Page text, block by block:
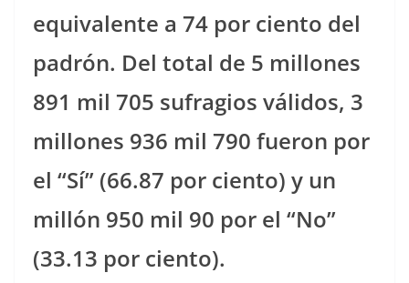
equivalente a 74 por ciento del
padrón. Del total de 5 millones
891 mil 705 sufragios válidos, 3
millones 936 mil 790 fueron por
el “Sí” (66.87 por ciento) y un
millón 950 mil 90 por el “No”
(33.13 por ciento).